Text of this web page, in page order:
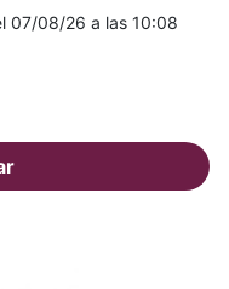
07/08/26 a las 10:08